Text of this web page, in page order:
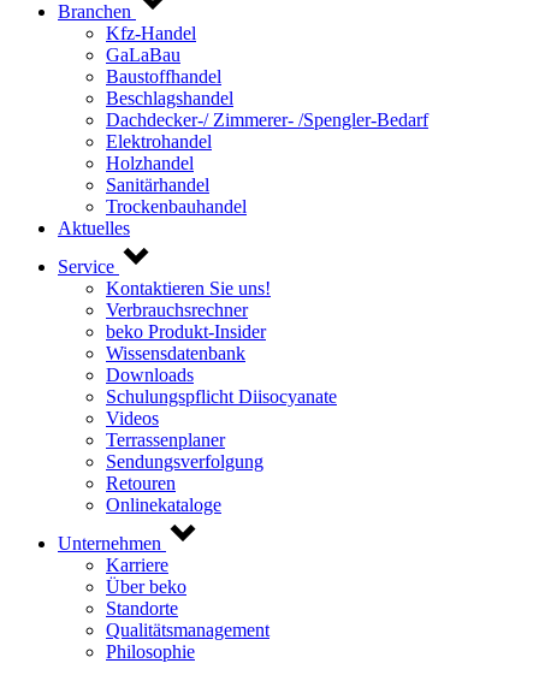
Branchen
Kfz-Handel
GaLaBau
Baustoffhandel
Beschlagshandel
Dachdecker-/ Zimmerer- /Spengler-Bedarf
Elektrohandel
Holzhandel
Sanitärhandel
Trockenbauhandel
Aktuelles
Service
Kontaktieren Sie uns!
Verbrauchsrechner
beko Produkt-Insider
Wissensdatenbank
Downloads
Schulungspflicht Diisocyanate
Videos
Terrassenplaner
Sendungsverfolgung
Retouren
Onlinekataloge
Unternehmen
Karriere
Über beko
Standorte
Qualitätsmanagement
Philosophie